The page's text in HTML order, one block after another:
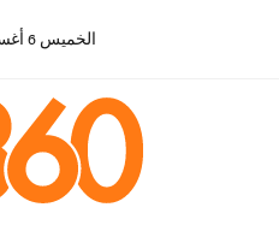
الخميس 6